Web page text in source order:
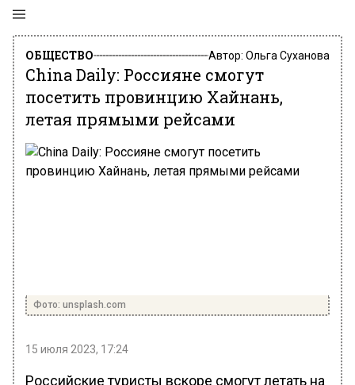
ОБЩЕСТВО Автор: Ольга Суханова
China Daily: Россияне смогут
посетить провинцию Хайнань,
летая прямыми рейсами
Фото: unsplash.com
15 июля 2023, 17:24
Российские туристы вскоре смогут летать на